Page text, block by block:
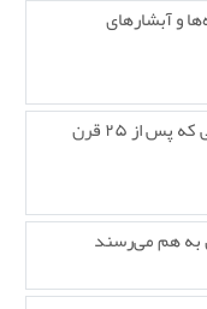
و آبشارهای
۱۰ حقیقت جالب درباره تخت جمشید؛ شکوهی که پس از ۲۵ قرن
به هم می‌رسند